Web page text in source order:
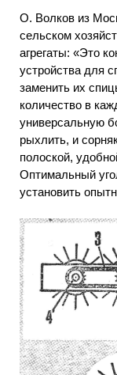
О. Волков из
сельском
агрегаты: «Это
устройства для
заменить их
количество в
универсальную
рыхлить, и
полоской,
Оптимальный
установить